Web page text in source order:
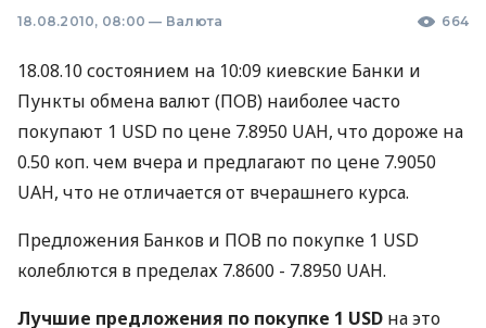
18.08.2010, 08:00 — Валюта 664
18.08.10 состоянием на 10:09 киевские Банки и
Пункты обмена валют (ПОВ) наиболее часто
покупают 1 USD по цене 7.8950 UAH, что дороже на
0.50 коп. чем вчера и предлагают по цене 7.9050
UAH, что не отличается от вчерашнего курса.
Предложения Банков и ПОВ по покупке 1 USD
колеблются в пределах 7.8600 - 7.8950 UAH.
Лучшие предложения по покупке 1 USD на это